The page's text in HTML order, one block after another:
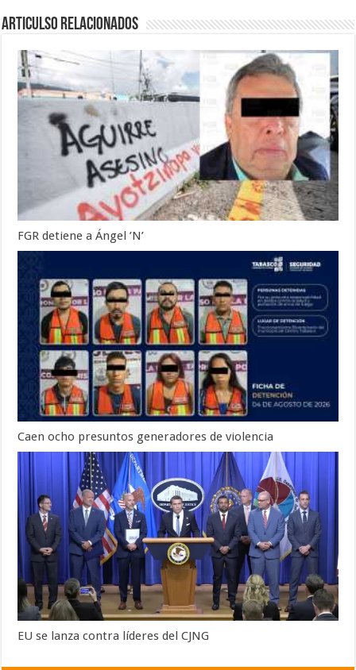
Articulso Relacionados
FGR detiene a Ángel ’N’
Caen ocho presuntos generadores de violencia
EU se lanza contra líderes del CJNG